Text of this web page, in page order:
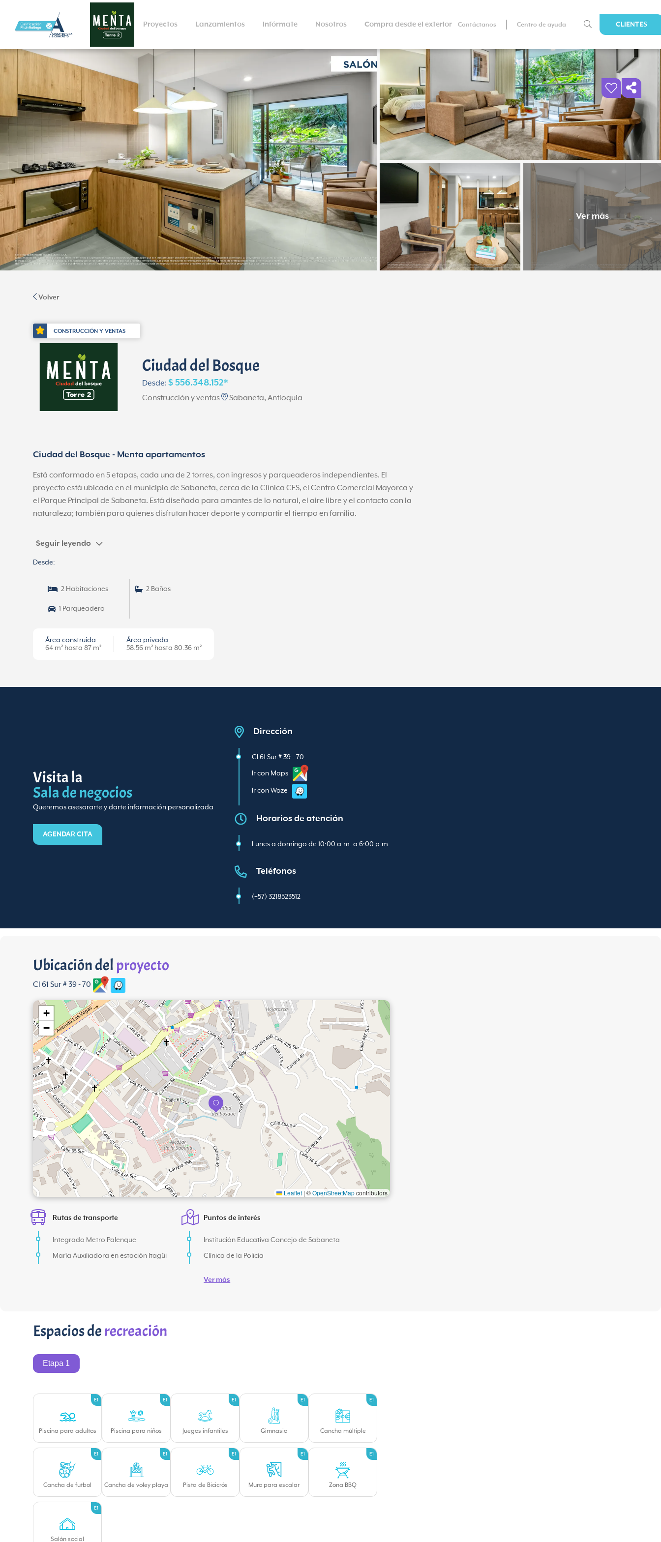
Proyectos Lanzamientos Infórmate Nosotros Compra desde el exterior Contáctanos Centro de ayuda CLIENTES
Ver más
Volver
CONSTRUCCIÓN Y VENTAS
Ciudad del Bosque
Desde:$ 556.348.152*
Construcción y ventas Sabaneta, Antioquia
Ciudad del Bosque - Menta apartamentos
Está conformado en 5 etapas, cada una de 2 torres, con ingresos y parqueaderos independientes. El
proyecto está ubicado en el municipio de Sabaneta, cerca de la Clínica CES, el Centro Comercial Mayorca y
el Parque Principal de Sabaneta. Está diseñado para amantes de lo natural, el aire libre y el contacto con la
naturaleza; también para quienes disfrutan hacer deporte y compartir el tiempo en familia.
tiempo de entrega. Disfruta de más de 14.000 m² de áreas naturales y más de 20 zonas comunes diseñadas
para el bienestar.
Seguir leyendo
Desde:
2 Habitaciones 2 Baños
1 Parqueadero
Área construida
64 m² hasta 87 m²
Área privada
58.56 m² hasta 80.36 m²
Visita la
Sala de negocios
Queremos asesorarte y darte información personalizada
AGENDAR CITA
Dirección
Cl 61 Sur # 39 - 70
Ir con Maps
Ir con Waze
Horarios de atención
Lunes a domingo de 10:00 a.m. a 6:00 p.m.
Teléfonos
(+57) 3218523512
Ubicación del proyecto
Cl 61 Sur # 39 - 70
+
−
Leaflet | ©OpenStreetMapcontributors
Rutas de transporte
Integrado Metro Palenque
María Auxiliadora en estación Itagüi
Puntos de interés
Institución Educativa Concejo de Sabaneta
Clínica de la Policía
Ver más
Espacios derecreación
Etapa 1
E1
Piscina para adultos
E1
Piscina para niños
E1
Juegos infantiles
E1
Gimnasio
E1
Cancha múltiple
E1
Cancha de futbol
E1
Cancha de voley playa
E1
Pista de Bicicrós
E1
Muro para escalar
E1
Zona BBQ
E1
Salón social